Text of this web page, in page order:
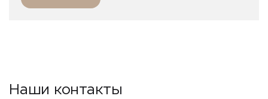
Наши контакты